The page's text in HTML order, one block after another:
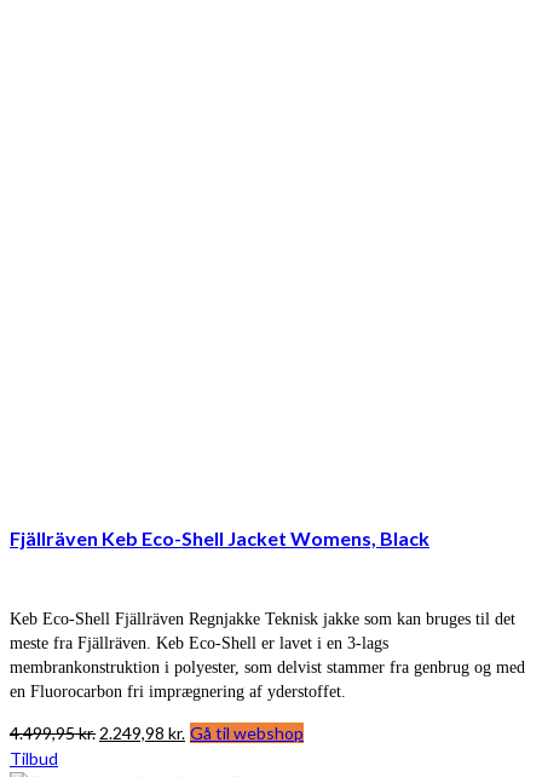
Fjällräven Keb Eco-Shell Jacket Womens, Black
Keb Eco-Shell Fjällräven Regnjakke Teknisk jakke som kan bruges til det
meste fra Fjällräven. Keb Eco-Shell er lavet i en 3-lags
membrankonstruktion i polyester, som delvist stammer fra genbrug og med
en Fluorocarbon fri imprægnering af yderstoffet.
4.499,95kr. Den
2.249,98 kr. Den
Gå til webshop
Tilbud